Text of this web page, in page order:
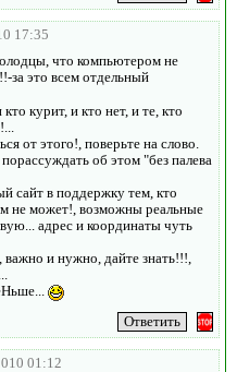
17:35
что компьютером не
за это всем отдельный
курит, и кто нет, и те, кто
от этого!, поверьте на слово.
об этом "без палева
сайт в поддержку тем, кто
не может!, возможны реальные
адрес и координаты чуть
важно и нужно, дайте знать!!!,
01:12